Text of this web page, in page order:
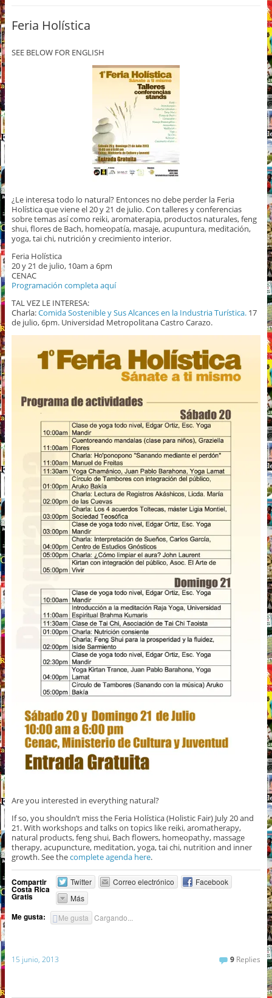
Feria Holística
SEE BELOW FOR ENGLISH
¿Le interesa todo lo natural? Entonces no debe perder la Feria
Holística que viene el 20 y 21 de julio. Con talleres y conferencias
sobre temas así como reiki, aromaterapia, productos naturales, feng
shui, flores de Bach, homeopatía, masaje, acupuntura, meditación,
yoga, tai chi, nutrición y crecimiento interior.
Feria Holística
20 y 21 de julio, 10am a 6pm
CENAC
Programación completa aquí
TAL VEZ LE INTERESA:
Charla:Comida Sostenible y Sus Alcances en la Industria Turística.17
de julio, 6pm. Universidad Metropolitana Castro Carazo.
Are you interested in everything natural?
If so, you shouldn’t miss the Feria Holística (Holistic Fair) July 20 and
21. With workshops and talks on topics like reiki, aromatherapy,
natural products, feng shui, Bach flowers, homeopathy, massage
therapy, acupuncture, meditation, yoga, tai chi, nutrition and inner
growth. See thecomplete agenda here.
Compartir
Costa Rica
Gratis
Twitter Correo electrónico
Facebook
Más
Me gusta: Me gusta Cargando...
15 junio, 2013 9 Replies